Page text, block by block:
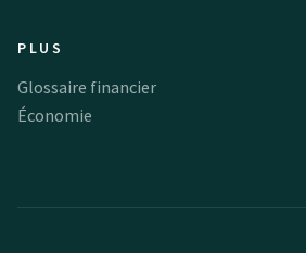
PLUS
Glossaire financier
Économie